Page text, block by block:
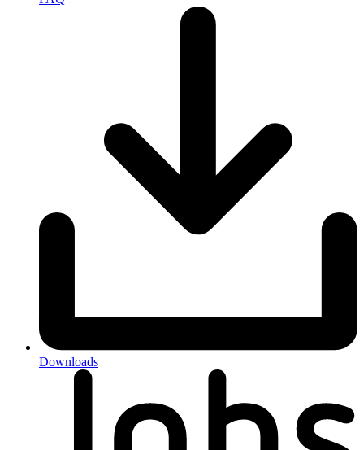
Downloads